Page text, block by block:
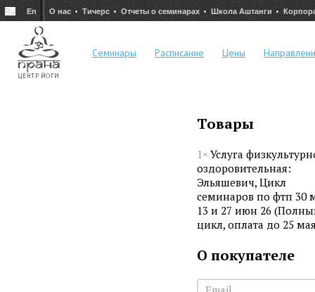
Ru En О нас Тичерс Отчеты о семинарах Школа Аштанги
Семинары Расписание Цены
Товары
1× Услуга
оздоровительная:
Эльяшевич, Цикл
семинаров по фтп 30
13 и 27 июн 26
цикл, оплата до 25
О покупателе